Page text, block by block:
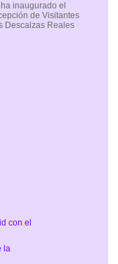
inaugurado el
de Visitantes
Descalzas Reales
con el
la